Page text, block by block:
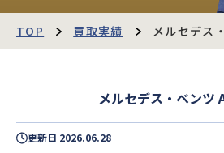
運営会社
最強
TOP 買取実績 メルセデス
メルセデス・ベンツ
更新日 2026.06.28